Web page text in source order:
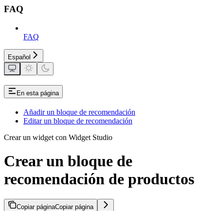
FAQ
FAQ
Español
En esta página
Añadir un bloque de recomendación
Editar un bloque de recomendación
Crear un widget con Widget Studio
Crear un bloque de
recomendación de productos
Copiar páginaCopiar página